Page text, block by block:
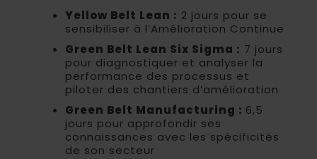
Yellow Belt Lean : 2 jours pour se
sensibiliser à l’Amélioration Continue
Green Belt Lean Six Sigma : 7 jours
pour diagnostiquer et analyser la
performance des processus et
piloter des chantiers d’amélioration
Green Belt Manufacturing : 6,5
jours pour approfondir ses
connaissances avec les spécificités
de son secteur